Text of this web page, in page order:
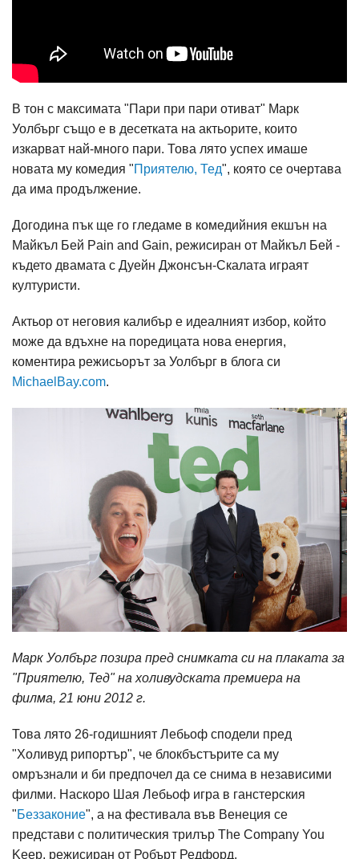
В тон с максимата "Пари при пари отиват" Марк
Уолбърг също е в десетката на актьорите, които
изкарват най-много пари. Това лято успех имаше
новата му комедия "Приятелю, Тед", която се очертава
да има продължение.
Догодина пък ще го гледаме в комедийния екшън на
Майкъл Бей Pain and Gain, режисиран от Майкъл Бей -
където двамата с Дуейн Джонсън-Скалата играят
културисти.
Актьор от неговия калибър е идеалният избор, който
може да вдъхне на поредицата нова енергия,
коментира режисьорът за Уолбърг в блога си
MichaelBay.com.
Марк Уолбърг позира пред снимката си на плаката за
"Приятелю, Тед" на холивудската премиера на
филма, 21 юни 2012 г.
Това лято 26-годишният Лебьоф сподели пред
"Холивуд рипортър", че блокбъстърите са му
омръзнали и би предпочел да се снима в независими
филми. Наскоро Шая Лебьоф игра в ганстерския
"Беззаконие", а на фестивала във Венеция се
представи с политическия трилър The Company You
Keep, режисиран от Робърт Редфорд.